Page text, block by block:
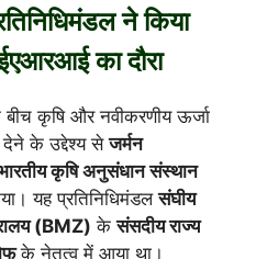
ने किया
का दौरा
कृषि और नवीकरणीय ऊर्जा
देने के उद्देश्य सेजर्मन
कृषि अनुसंधान संस्थान
यह प्रतिनिधिमंडलसंघीय
(BMZ) केसंसदीय राज्य
के नेतृत्व में आया था।